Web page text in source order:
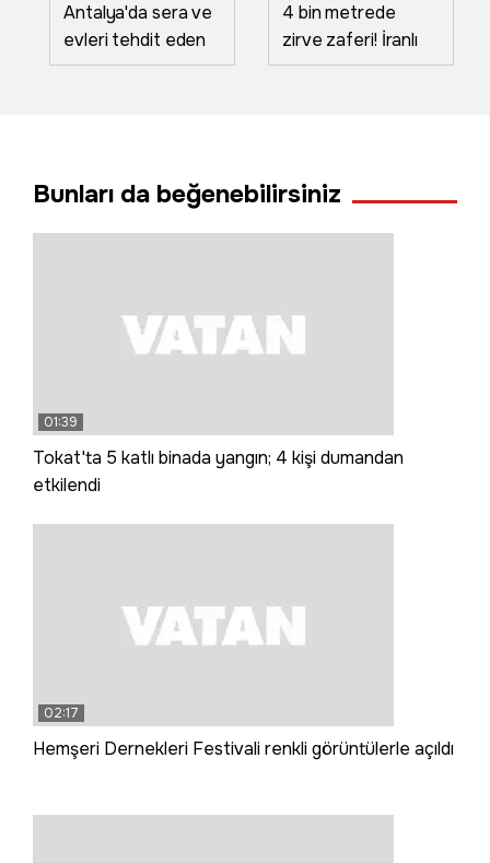
Antalya'da sera ve
evleri tehdit eden
yangın mahalleliyi
4 bin metrede
zirve zaferi! İranlı
ekip Süphan’ı
Bunları da beğenebilirsiniz
01:39
Tokat'ta 5 katlı binada yangın; 4 kişi dumandan
etkilendi
02:17
Hemşeri Dernekleri Festivali renkli görüntülerle açıldı